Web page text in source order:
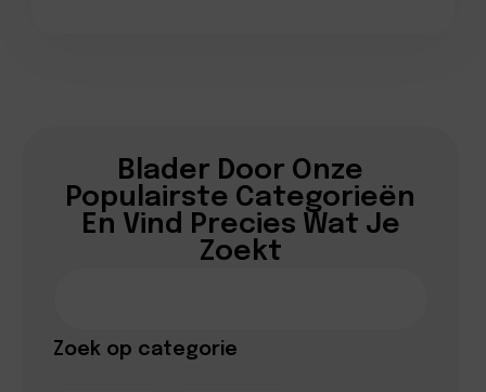
Blader Door Onze
Populairste Categorieën
En Vind Precies Wat Je
Zoekt
Zoek op categorie